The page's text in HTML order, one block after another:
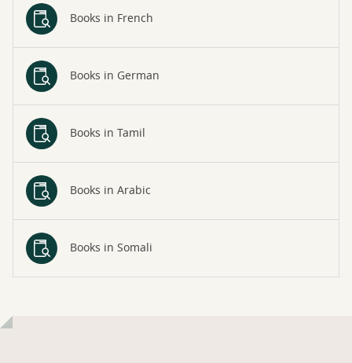
Books in French
Books in German
Books in Tamil
Books in Arabic
Books in Somali